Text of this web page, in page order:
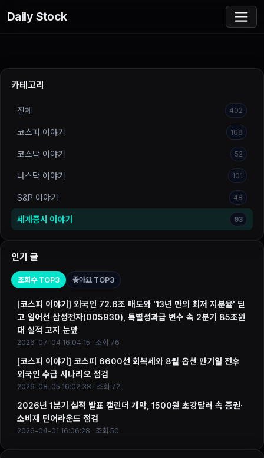
Daily Stock
카테고리
전체 402
코스피 이야기 108
코스닥 이야기 52
나스닥 이야기 101
S&P 이야기 48
세계증시 이야기 93
인기 글
조회수 TOP3 좋아요 TOP3
[코스피 이야기] 외국인 72.6조 매도와 '13년 만의 최저 지분율' 딛
고 일어선 삼성전자(005930), 특별성과급 변수 속 2분기 85조원
대 실적 고지 눈앞
2026-07-04 16:04:15 · 조회 76
[코스피 이야기] 코스피 6600선 회복세와 8월 옵션 만기일 전후
외국인 수급 시나리오 점검
2026-08-05 16:02:38 · 조회 72
2026년 1분기 실적 발표 캘린더 개막, 1500원 초강달러 속 증권·
소비재 턴어라운드 점검
2026-04-01 16:06:28 · 조회 50